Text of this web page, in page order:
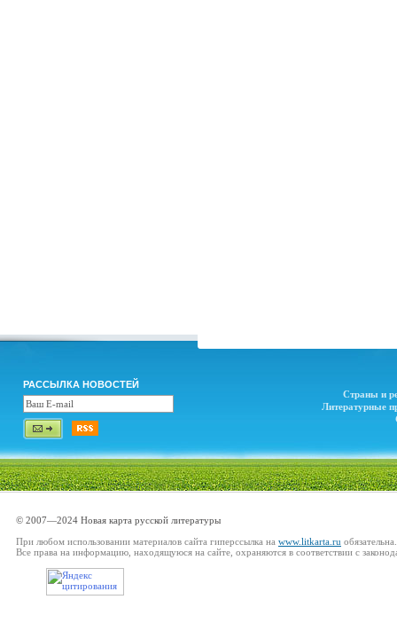
РАССЫЛКА НОВОСТЕЙ
Страны и
Литературные
© 2007—2024 Новая карта русской литературы
При любом использовании материалов сайта гиперссылка на www.litkarta.ru обязательна.
Все права на информацию, находящуюся на сайте, охраняются в соответствии с